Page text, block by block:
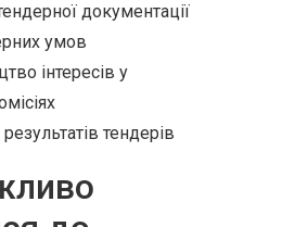
документації
умов
інтересів у
тендерів